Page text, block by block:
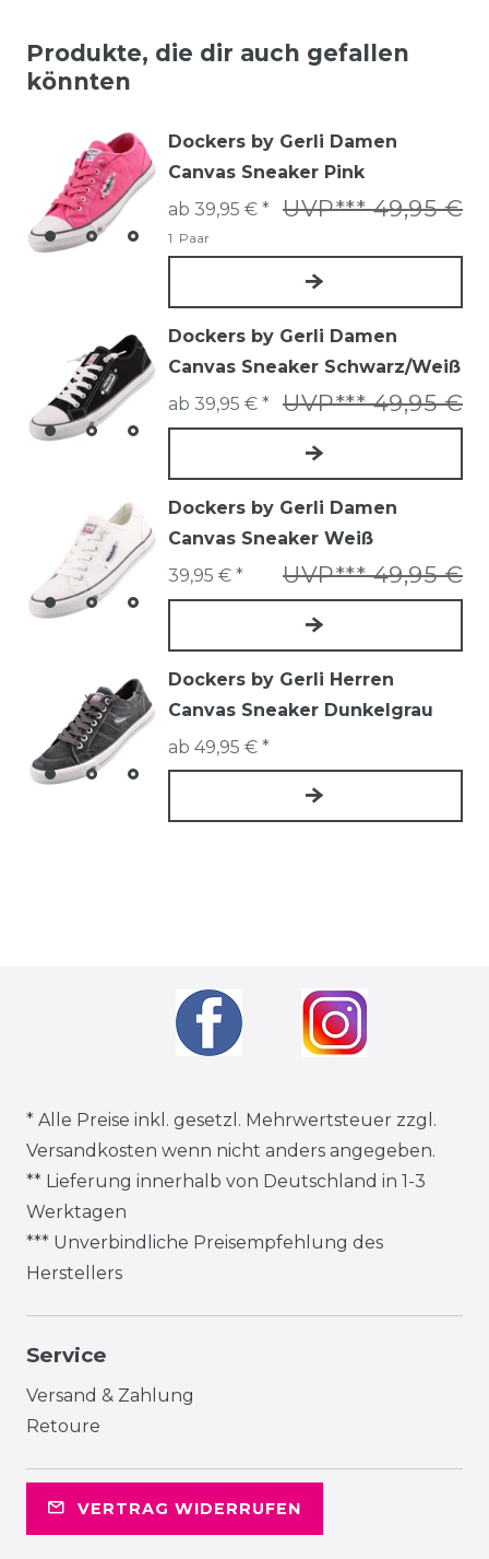
Produkte, die dir auch gefallen
könnten
Dockers by Gerli Damen
Canvas Sneaker Pink
UVP*** 49,95 €
ab 39,95 € *
1 Paar
Dockers by Gerli Damen
Canvas Sneaker Schwarz/Weiß
UVP*** 49,95 €
ab 39,95 € *
Dockers by Gerli Damen
Canvas Sneaker Weiß
UVP*** 49,95 €
39,95 € *
Dockers by Gerli Herren
Canvas Sneaker Dunkelgrau
ab 49,95 € *
* Alle Preise inkl. gesetzl. Mehrwertsteuer zzgl.
Versandkosten wenn nicht anders angegeben.
** Lieferung innerhalb von Deutschland in 1-3
Werktagen
*** Unverbindliche Preisempfehlung des
Herstellers
Service
Versand & Zahlung
Retoure
VERTRAG WIDERRUFEN